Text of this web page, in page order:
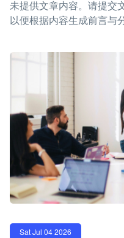
未提供文章内容。请提交
以便根据内容生成前言与
Sat Jul 04 2026